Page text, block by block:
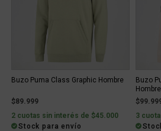
Buzo Puma Class Graphic Hombre
$89.999
2 cuotas sin interés de $45.000
Stock para envío
Buzo
Hombre
3